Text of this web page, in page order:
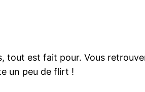
tout est fait pour. Vous
un peu de flirt !